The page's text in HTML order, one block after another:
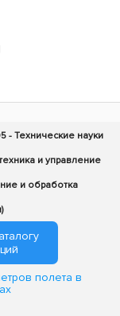
- Технические науки
и управление
и обработка
полета в